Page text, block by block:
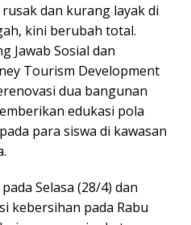
dan kurang layak di
kini berubah total.
Jawab Sosial dan
Tourism Development
dua bangunan
edukasi pola
para siswa di kawasan
.
Selasa (28/4) dan
kebersihan pada Rabu